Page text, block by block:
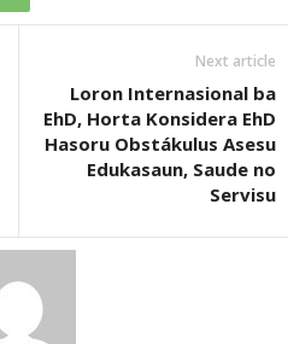
Next article
Loron Internasional ba
EhD, Horta Konsidera EhD
Hasoru Obstákulus Asesu
Edukasaun, Saude no
Servisu